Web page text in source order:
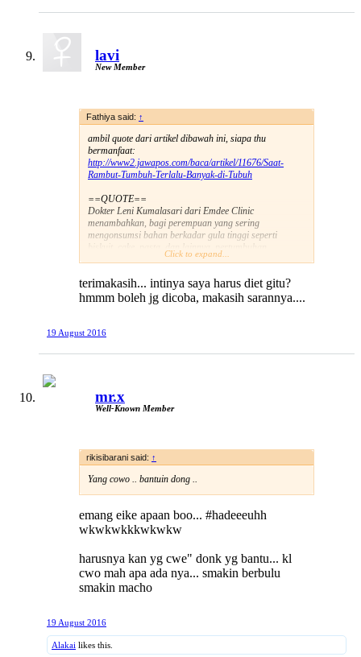
lavi
New Member
Fathiya said: ↑
ambil quote dari artikel dibawah ini, siapa thu
bermanfaat:
http://www2.jawapos.com/baca/artikel/11676/Saat-
Rambut-Tumbuh-Terlalu-Banyak-di-Tubuh
==QUOTE==
Dokter Leni Kumalasari dari Emdee Clinic
menambahkan, bagi perempuan yang sering
mengonsumsi bahan berkadar gula tinggi seperti
, pasta, dan lainnya, pertumbuhan
rambutnya akan terpacu. Begitu juga kalau mereka
Alumnus Fakultas Kedokteran Universitas Airlangga itu
menyatakan bahwa makanan-makanan tersebut
memiliki indeksglycaemic
tinggi yang dapat
darah. Jika telah ada kondisi resistan, berarti hormon
atau memadai. Masalahnya, ketika kadar insulin
ditingkatkan tubuh, itu memicu ovarium meningkatkan
laki,’’ tandas dokter 32 tahun tersebut.
==UNQUOTE==
Click to expand...
terimakasih... intinya saya harus diet gitu?
hmmm boleh jg dicoba, makasih sarannya....
19 August 2016
mr.x
Well-Known Member
rikisibarani said: ↑
Yang cowo .. bantuin dong ..
emang eike apaan boo... #hadeeeuhh
wkwkwkkkwkwkw
harusnya kan yg cwe" donk yg bantu... kl
cwo mah apa ada nya... smakin berbulu
smakin macho
19 August 2016
Alakai likes this.